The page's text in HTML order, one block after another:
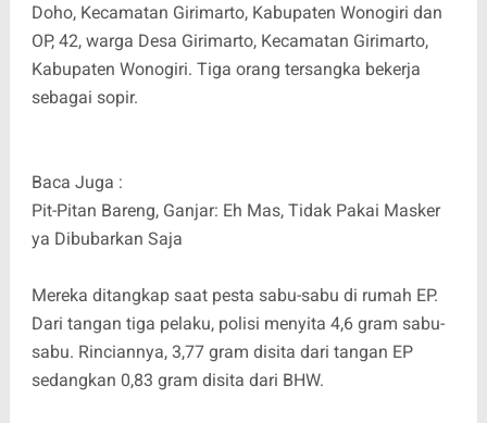
Doho, Kecamatan Girimarto, Kabupaten Wonogiri dan
OP, 42, warga Desa Girimarto, Kecamatan Girimarto,
Kabupaten Wonogiri. Tiga orang tersangka bekerja
sebagai sopir.
Baca Juga :
Pit-Pitan Bareng, Ganjar: Eh Mas, Tidak Pakai Masker
ya Dibubarkan Saja
Mereka ditangkap saat pesta sabu-sabu di rumah EP.
Dari tangan tiga pelaku, polisi menyita 4,6 gram sabu-
sabu. Rinciannya, 3,77 gram disita dari tangan EP
sedangkan 0,83 gram disita dari BHW.